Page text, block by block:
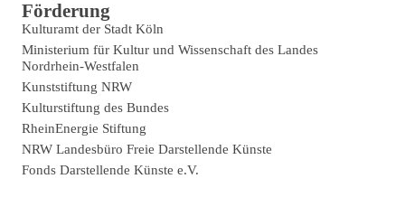
Förderung
Kulturamt der Stadt Köln
Ministerium für Kultur und Wissenschaft des Landes
Nordrhein-Westfalen
Kunststiftung NRW
Kulturstiftung des Bundes
RheinEnergie Stiftung
NRW Landesbüro Freie Darstellende Künste
Fonds Darstellende Künste e.V.